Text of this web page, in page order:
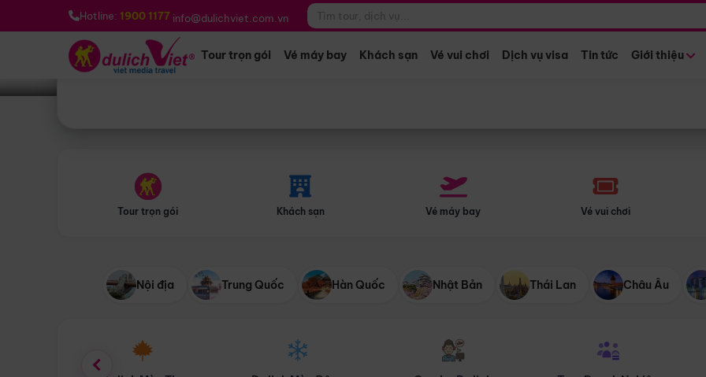
Hotline: 1900 1177 info@dulichviet.com.vn
Tour trọn gói Vé máy bay Khách sạn Vé vui chơi Dịch vụ visa Tin tức Giới thiệu
Bạn muốn đi đâu? *
Tour trọn gói Khách sạn Vé máy bay Vé vui chơi
Nội địa Trung Quốc Hàn Quốc Nhật Bản Thái Lan Châu Âu